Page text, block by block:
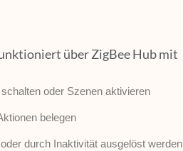
über ZigBee Hub mit
oder Szenen aktivieren
belegen
durch Inaktivität ausgelöst werden